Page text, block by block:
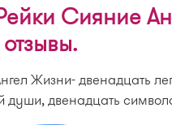
Сияние
Жизни- двенадцать
души, двенадцать